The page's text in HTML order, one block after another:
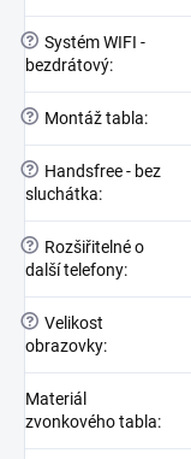
? Systém WIFI -
bezdrátový:
? Montáž tabla:
?
Handsfree - bez
sluchátka:
?
Rozšiřitelné o
další telefony:
? Velikost
obrazovky:
Materiál
zvonkového tabla: